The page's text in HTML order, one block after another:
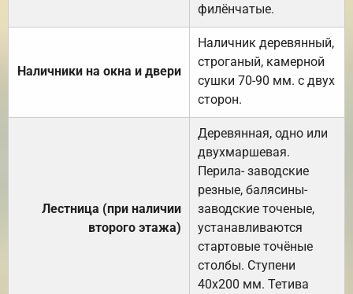
филёнчатые.
Наличники на окна и двери
Наличник деревянный,
строганый, камерной
сушки 70-90 мм. с двух
сторон.
Лестница (при наличии
второго этажа)
Деревянная, одно или
двухмаршевая.
Перила- заводские
резные, балясины-
заводские точеные,
устанавливаются
стартовые точёные
столбы. Ступени
40х200 мм. Тетива